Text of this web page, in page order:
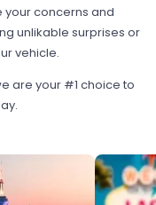
your concerns and
unlikable surprises or
vehicle.
are your #1 choice to